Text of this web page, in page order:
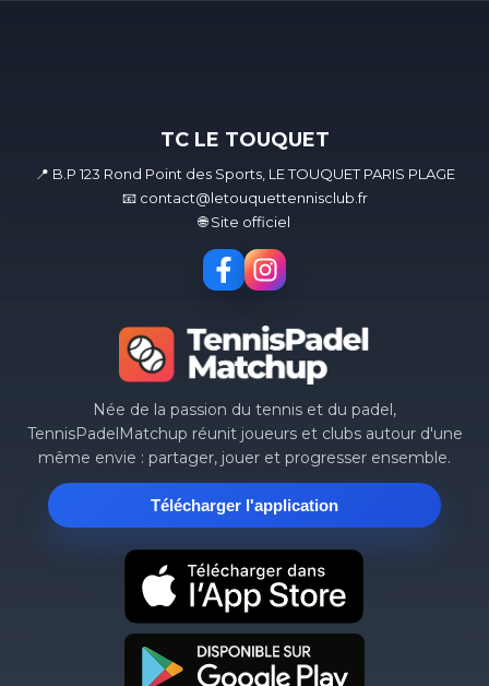
TC LE TOUQUET
📍 B.P 123 Rond Point des Sports, LE TOUQUET PARIS PLAGE
📧 contact@letouquettennisclub.fr
🌐 Site officiel
Née de la passion du tennis et du padel,
TennisPadelMatchup réunit joueurs et clubs autour d'une
même envie : partager, jouer et progresser ensemble.
Télécharger l'application